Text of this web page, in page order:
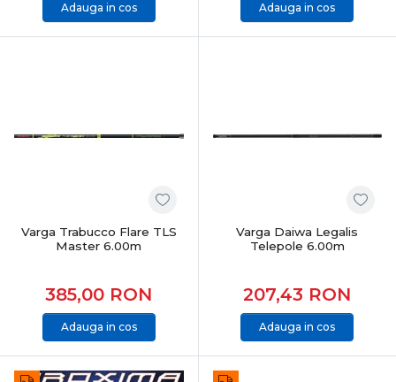
Adauga in cos Adauga in cos
Varga Trabucco Flare TLS
Master 6.00m
385,00 RON
Adauga in cos
Varga Daiwa Legalis
Telepole 6.00m
207,43 RON
Adauga in cos